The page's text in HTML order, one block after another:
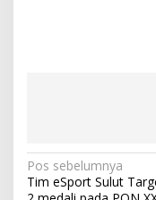
N
Pos sebelumnya
Tim eSport Sulut